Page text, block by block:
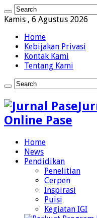
Kamis , 6 Agustus 2026
Home
Kebijakan Privasi
Kontak Kami
Tentang Kami
Online Pase
Home
News
Pendidikan
Penelitian
Cerpen
Inspirasi
Puisi
Kegiatan IGI